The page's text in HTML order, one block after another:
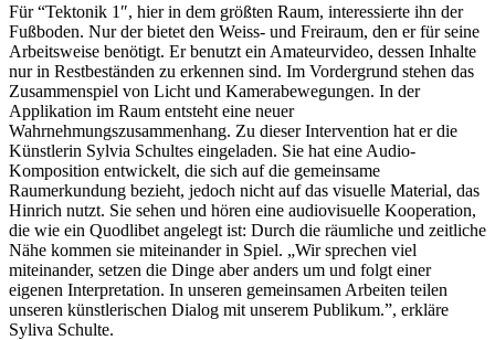
Für “Tektonik 1″, hier in dem größten Raum, interessierte ihn der
Fußboden. Nur der bietet den Weiss- und Freiraum, den er für seine
Arbeitsweise benötigt. Er benutzt ein Amateurvideo, dessen Inhalte
nur in Restbeständen zu erkennen sind. Im Vordergrund stehen das
Zusammenspiel von Licht und Kamerabewegungen. In der
Applikation im Raum entsteht eine neuer
Wahrnehmungszusammenhang. Zu dieser Intervention hat er die
Künstlerin Sylvia Schultes eingeladen. Sie hat eine Audio-
Komposition entwickelt, die sich auf die gemeinsame
Raumerkundung bezieht, jedoch nicht auf das visuelle Material, das
Hinrich nutzt. Sie sehen und hören eine audiovisuelle Kooperation,
die wie ein Quodlibet angelegt ist: Durch die räumliche und zeitliche
Nähe kommen sie miteinander in Spiel. „Wir sprechen viel
miteinander, setzen die Dinge aber anders um und folgt einer
eigenen Interpretation. In unseren gemeinsamen Arbeiten teilen
unseren künstlerischen Dialog mit unserem Publikum.”, erkläre
Syliva Schulte.